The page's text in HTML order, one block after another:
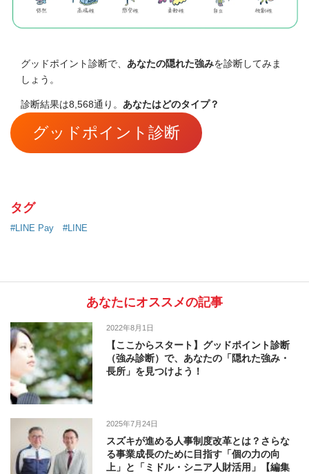
グッドポイント診断で、 あなたの隠れた強みを診断してみま
しょう。
診断結果は8,568通り。 あなたはどのタイプ？
グッドポイント診断
タグ
#LINE Pay #LINE
あなたにオススメの記事
2022年8月1日
【ここからスタート】グッドポイント診断
（強み診断）で、あなたの「隠れた強み・
長所」を見つけよう！
2025年7月24日
スズキが進める人事制度改革とは？さらな
る事業成長のために目指す「個の力の向
上」と「ミドル・シニア人財活用」【編集